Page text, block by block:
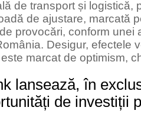
de transport și logistică,
de ajustare, marcată
provocări, conform unei
Desigur, efectele
marcat de optimism,
lansează, în
de investiții